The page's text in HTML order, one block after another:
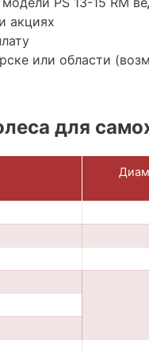
акциях
или области
для